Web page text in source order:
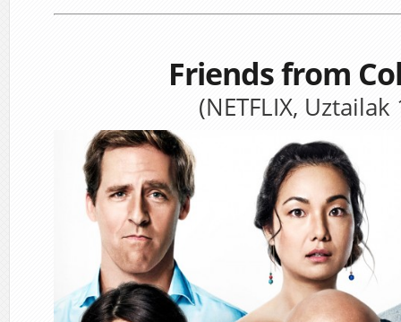
Friends from
(NETFLIX, Uztailak